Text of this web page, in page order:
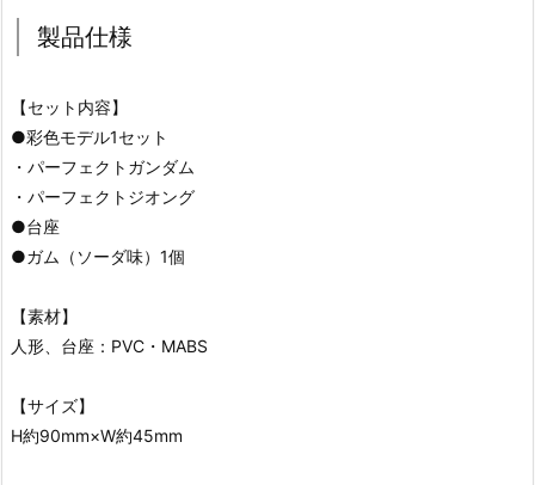
製品仕様
【セット内容】
●彩色モデル1セット
・パーフェクトガンダム
・パーフェクトジオング
●台座
●ガム（ソーダ味）1個
【素材】
人形、台座：PVC・MABS
【サイズ】
H約90mm×W約45mm